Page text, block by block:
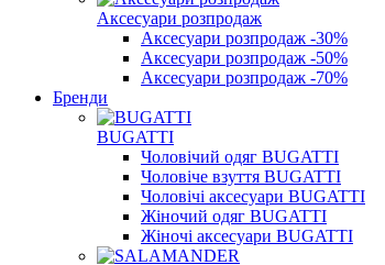
Аксесуари розпродаж
Аксесуари розпродаж -30%
Аксесуари розпродаж -50%
Аксесуари розпродаж -70%
Бренди
BUGATTІ
Чоловічий одяг BUGATTI
Чоловіче взуття BUGATTI
Чоловічі аксесуари BUGATTI
Жіночий одяг BUGATTI
Жіночі аксесуари BUGATTI